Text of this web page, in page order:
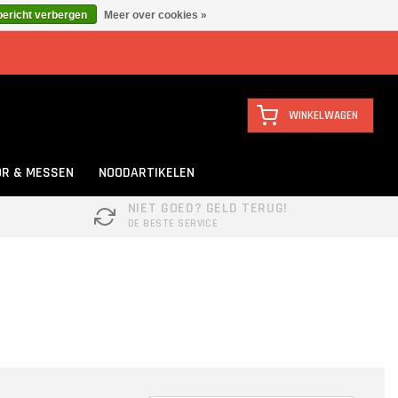
WINKELWAGEN
& MESSEN
NOODARTIKELEN
NIET GOED? GELD TERUG!
DE BESTE SERVICE
verbergen Meer over cookies »